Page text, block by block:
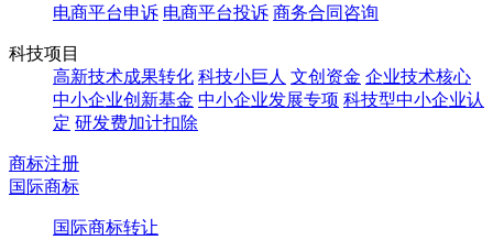
电商平台申诉 电商平台投诉 商务合同咨询
科技项目
高新技术成果转化 科技小巨人 文创资金 企业技术核心
中小企业创新基金 中小企业发展专项 科技型中小企业认
定 研发费加计扣除
商标注册
国际商标
国际商标转让